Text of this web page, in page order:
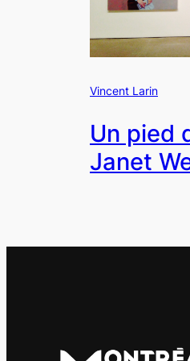
Vincent Larin
Un pied
Janet